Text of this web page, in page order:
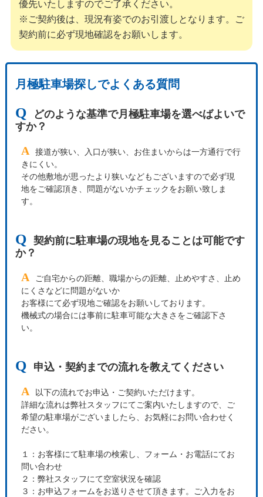
優先いたしますのでご了承ください。
※ご契約後は、現況有姿でのお引渡しとなります。ご
契約前に必ず現地確認をお願いします。
月極駐車場探しでよくある質問
Q
どのような基準で月極駐車場を選べばよいで
すか？
A
接道が狭い、入口が狭い、お住まいからは一方通行で行
きにくい。
その他敷地が思ったより狭いなどもございますので必ず現
地をご確認頂き、問題がないかチェックをお願い致しま
す。
Q
契約前に駐車場の現地を見ることは可能です
か？
A
ご自宅からの距離、職場からの距離、止めやすさ、止め
にくさなどに問題がないか
お客様にて必ず現地ご確認をお願いしております。
機械式の場合には事前に駐車可能な大きさをご確認下さ
い。
Q 申込・契約までの流れを教えてください
A
以下の流れでお申込・ご契約いただけます。
詳細な流れは弊社スタッフにてご案内いたしますので、ご
希望の駐車場がございましたら、お気軽にお問い合わせく
ださい。
１：お客様にて駐車場の検索し、フォーム・お電話にてお
問い合わせ
２：弊社スタッフにて空室状況を確認
３：お申込フォームをお送りさせて頂きます。ご入力をお